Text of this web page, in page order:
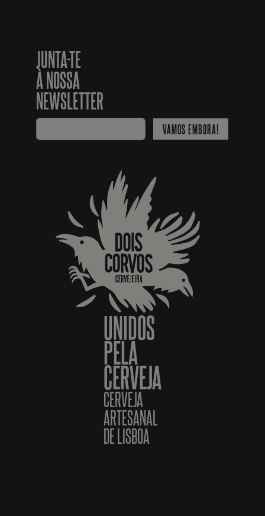
JUNTA-TE
À NOSSA
NEWSLETTER
VAMOS EMBORA!
UNIDOS
PELA
CERVEJA
CERVEJA
ARTESANAL
DE LISBOA